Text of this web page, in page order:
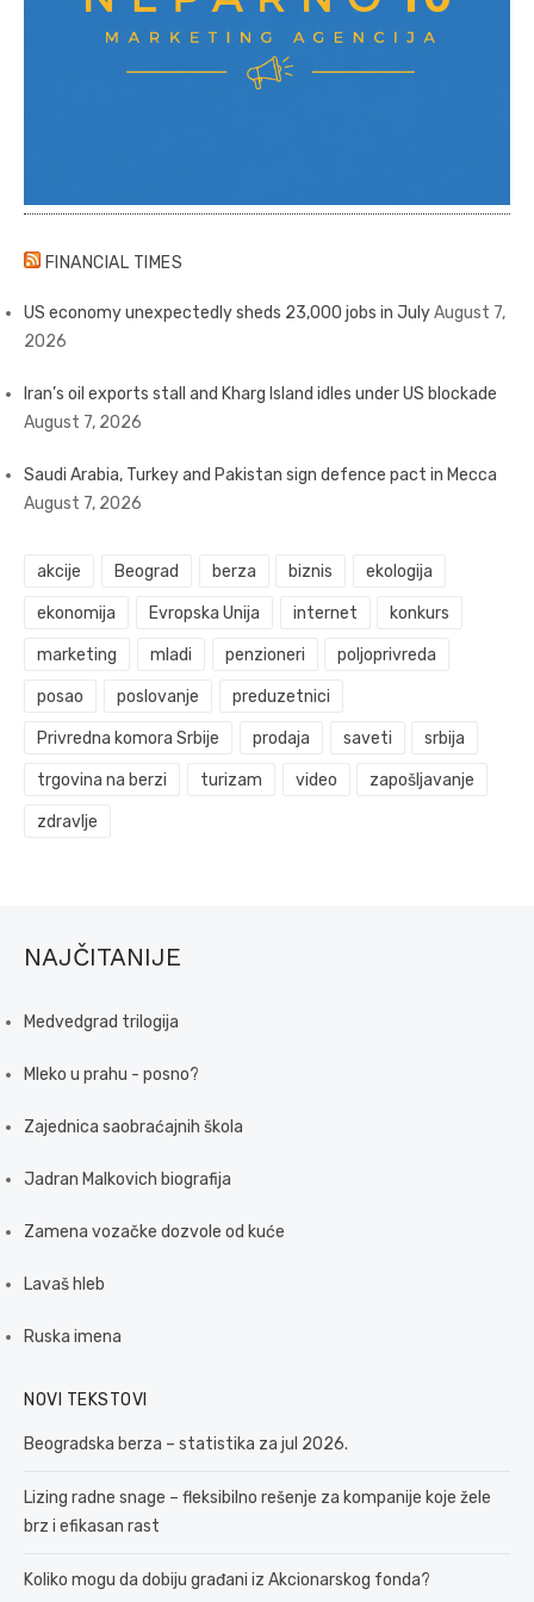
FINANCIAL TIMES
US economy unexpectedly sheds 23,000 jobs in JulyAugust 7,
2026
Iran’s oil exports stall and Kharg Island idles under US blockade
August 7, 2026
Saudi Arabia, Turkey and Pakistan sign defence pact in Mecca
August 7, 2026
akcije Beograd berza biznis ekologija
ekonomija Evropska Unija internet konkurs
marketing mladi penzioneri poljoprivreda
posao poslovanje preduzetnici
Privredna komora Srbije prodaja saveti srbija
trgovina na berzi turizam video zapošljavanje
zdravlje
NAJČITANIJE
Medvedgrad trilogija
Mleko u prahu - posno?
Zajednica saobraćajnih škola
Jadran Malkovich biografija
Zamena vozačke dozvole od kuće
Lavaš hleb
Ruska imena
NOVI TEKSTOVI
Beogradska berza – statistika za jul 2026.
Lizing radne snage – fleksibilno rešenje za kompanije koje žele
brz i efikasan rast
Koliko mogu da dobiju građani iz Akcionarskog fonda?